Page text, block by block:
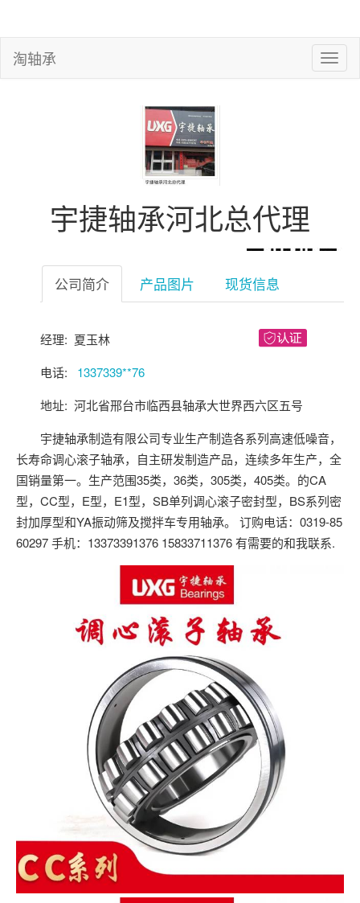
淘轴承
宇捷轴承河北总代理
公司简介 产品图片 现货信息
经理: 夏玉林
电话: 1337339**76
地址: 河北省邢台市临西县轴承大世界西六区五号
宇捷轴承制造有限公司专业生产制造各系列高速低噪音，
长寿命调心滚子轴承，自主研发制造产品，连续多年生产，全
国销量第一。生产范围35类，36类，305类，405类。的CA
型，CC型，E型，E1型，SB单列调心滚子密封型，BS系列密
封加厚型和YA振动筛及搅拌车专用轴承。 订购电话：0319-85
60297 手机：13373391376 15833711376 有需要的和我联系.